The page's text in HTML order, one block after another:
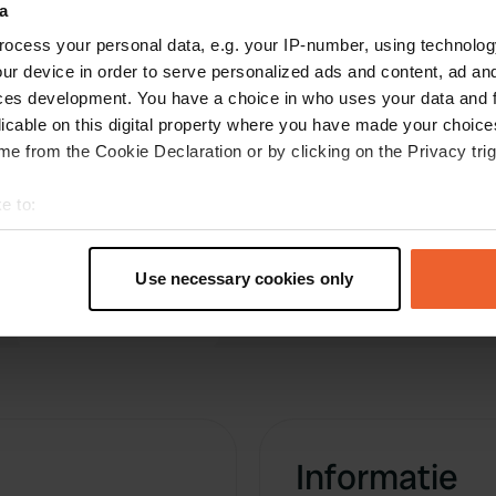
your personal data, e.g. your IP-number, using
device in order to serve personalized ads and content, ad
development. You have a choice in who uses your data and
on this digital property where you have made your
from the Cookie Declaration or by clicking on the Privacy
to:
geographical location which can be accurate to within
personal data is processed and set your preferences in the
Use necessary cookies only
Informatie